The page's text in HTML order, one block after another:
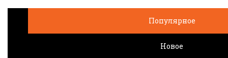
Популярное
Новое